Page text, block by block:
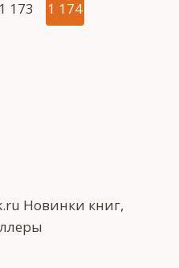
1 173 1 174
Новинки книг,